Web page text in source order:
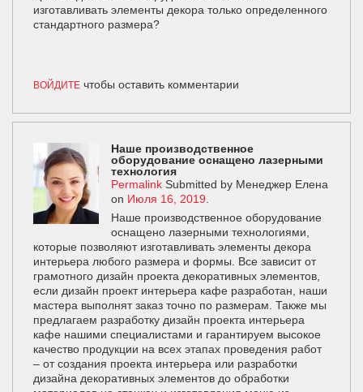
изготавливать элементы декора только определенного
стандартного размера?
ВОЙДИТЕ чтобы оставить комментарии
Наше производственное
оборудование оснащено лазерными
технология
Permalink Submitted by Менеджер Елена
on Июля 16, 2019
Наше производственное оборудование
оснащено лазерными технологиями,
которые позволяют изготавливать элементы декора
интерьера любого размера и формы. Все зависит от
грамотного дизайн проекта декоративных элементов,
если дизайн проект интерьера кафе разработан, наши
мастера выполнят заказ точно по размерам. Также мы
предлагаем разработку дизайн проекта интерьера
кафе нашими специалистами и гарантируем высокое
качество продукции на всех этапах проведения работ
– от создания проекта интерьера или разработки
дизайна декоративных элементов до обработки